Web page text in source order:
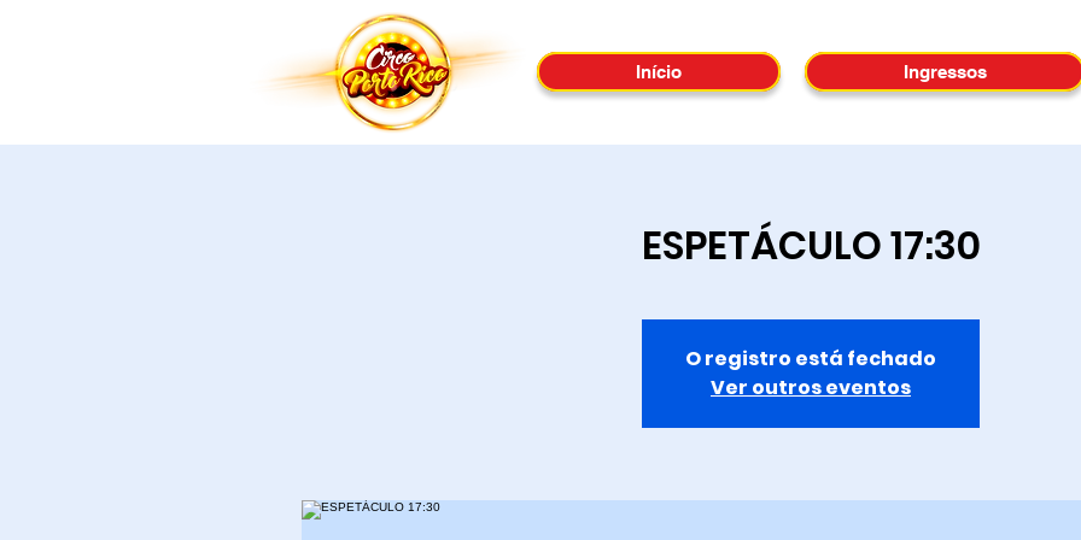
Início Ingressos
ESPETÁCULO 17:30
O registro está fechado
Ver outros eventos